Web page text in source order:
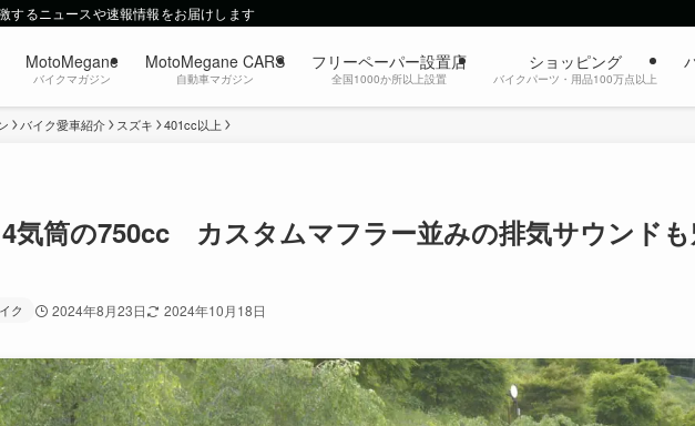
するニュースや速報情報をお届けします
MotoMegane
バイクマガジン
MotoMegane CARS
自動車マガジン
フリーペーパー設置店
全国1000か所以上設置
ショッピング
バイクパーツ・用品100万点以上
バイク愛車紹介 スズキ 401cc以上
気筒の750cc カスタムマフラー並みの排気サウンド
ク 2024年8月23日 2024年10月18日